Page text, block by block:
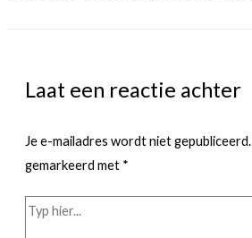
Laat een reactie achter
Je e-mailadres wordt niet gepubliceerd.
gemarkeerd met *
Typ